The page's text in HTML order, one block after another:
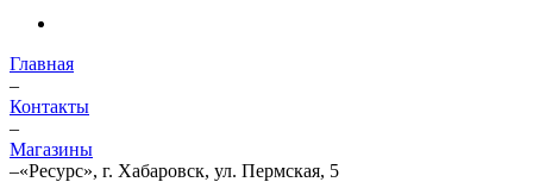
Главная
–
Контакты
–
Магазины
–«Ресурс», г. Хабаровск, ул. Пермская, 5